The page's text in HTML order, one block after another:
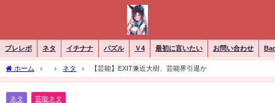
ブレレボ ネタ イチナナ パズル Ｖ4 最初に言いたい お問い合わせ
ホーム ネタ 【芸能】EXIT兼近大樹、芸能界引退か
ネタ 芸能ネタ